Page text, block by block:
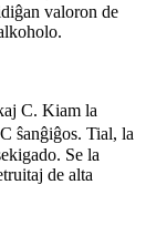
valoron de
C. Kiam la
ŝanĝiĝos. Tial, la
Se la
de alta